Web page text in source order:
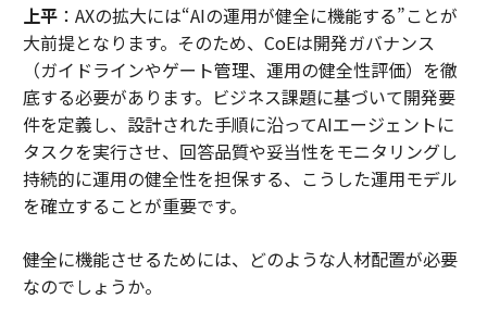
上平：AXの拡大には“AIの運用が健全に機能する”ことが
大前提となります。そのため、CoEは開発ガバナンス
（ガイドラインやゲート管理、運用の健全性評価）を徹
底する必要があります。ビジネス課題に基づいて開発要
件を定義し、設計された手順に沿ってAIエージェントに
タスクを実行させ、回答品質や妥当性をモニタリングし
持続的に運用の健全性を担保する、こうした運用モデル
を確立することが重要です。
――健全に機能させるためには、どのような人材配置が必要
なのでしょうか。